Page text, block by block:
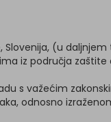
Slovenija, (u
iz područja
s važećim
odnosno